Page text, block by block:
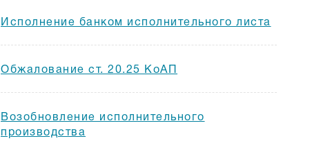
Исполнение банком исполнительного листа
Обжалование ст. 20.25 КоАП
Возобновление исполнительного
производства